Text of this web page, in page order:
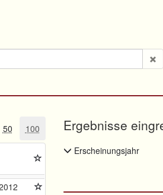
50 100 Ergebnisse
Erscheinungsjahr